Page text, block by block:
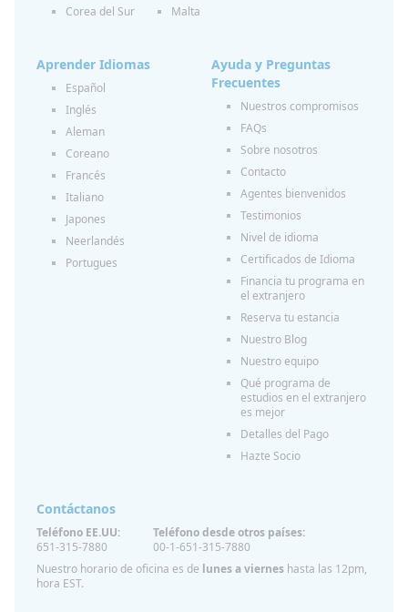
Corea del Sur
Malta
Aprender Idiomas
Español
Inglés
Aleman
Coreano
Francés
Italiano
Japones
Neerlandés
Portugues
Ayuda y Preguntas
Frecuentes
Nuestros compromisos
FAQs
Sobre nosotros
Contacto
Agentes bienvenidos
Testimonios
Nivel de idioma
Certificados de Idioma
Financia tu programa en
el extranjero
Reserva tu estancia
Nuestro Blog
Nuestro equipo
Qué programa de
estudios en el extranjero
es mejor
Detalles del Pago
Hazte Socio
Contáctanos
Teléfono EE.UU:
651-315-7880
Teléfono desde otros países:
00-1-651-315-7880
Nuestro horario de oficina es de lunes a viernes hasta las 12pm,
hora EST.